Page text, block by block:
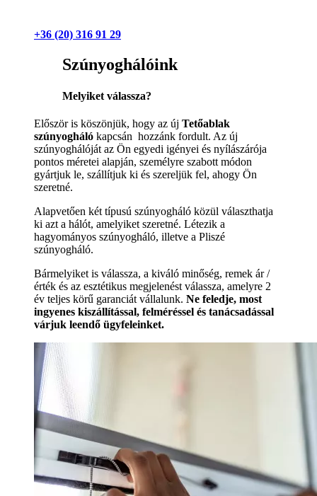
+36 (20) 316 91 29
Szúnyoghálóink
Melyiket válassza?
Először is köszönjük, hogy az új Tetőablak
szúnyogháló kapcsán hozzánk fordult. Az új
szúnyoghálóját az Ön egyedi igényei és nyílászárója
pontos méretei alapján, személyre szabott módon
gyártjuk le, szállítjuk ki és szereljük fel, ahogy Ön
szeretné.
Alapvetően két típusú szúnyogháló közül választhatja
ki azt a hálót, amelyiket szeretné. Létezik a
hagyományos szúnyogháló, illetve a Pliszé
szúnyogháló.
Bármelyiket is válassza, a kiváló minőség, remek ár /
érték és az esztétikus megjelenést válassza, amelyre 2
év teljes körű garanciát vállalunk. Ne feledje, most
ingyenes kiszállítással, felméréssel és tanácsadással
várjuk leendő ügyfeleinket.